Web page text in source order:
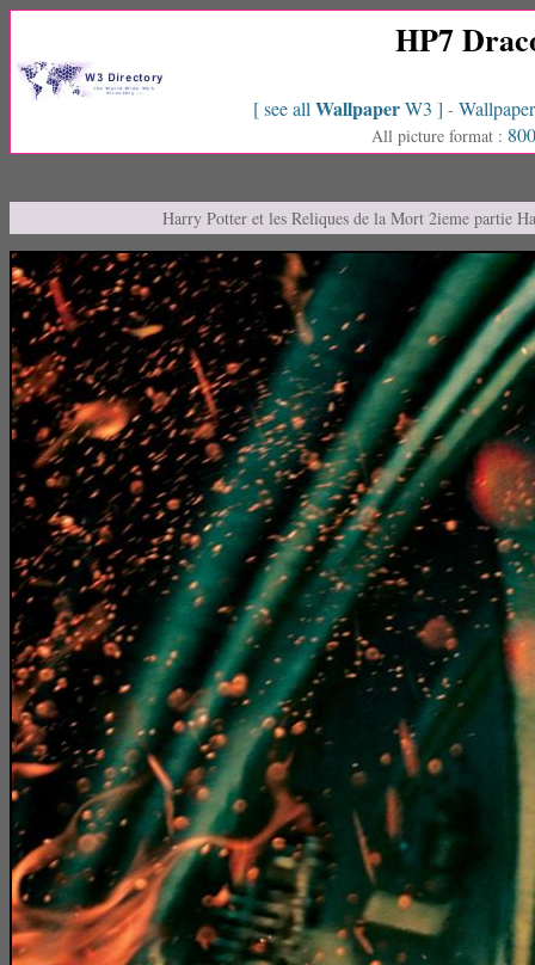
HP7
[ see all WallpaperW3 ] -
All picture format :
Harry Potter et les Reliques de la Mort 2ieme partie